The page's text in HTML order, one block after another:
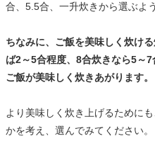
合、5.5合、一升炊きから選ぶよ
ちなみに、ご飯を美味しく炊け
ば2～5合程度、8合炊きなら5～
ご飯が美味しく炊きあがります。
より美味しく炊き上げるために
かを考え、選んでみてください。